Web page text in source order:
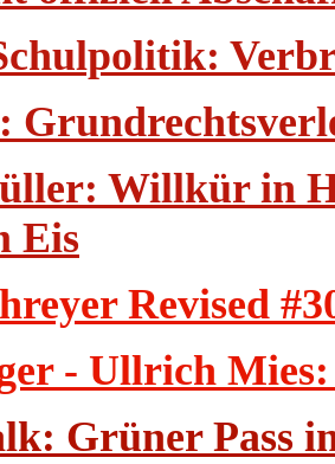
Willkür in
Eis
Revised
- Ullrich
Grüner Pass